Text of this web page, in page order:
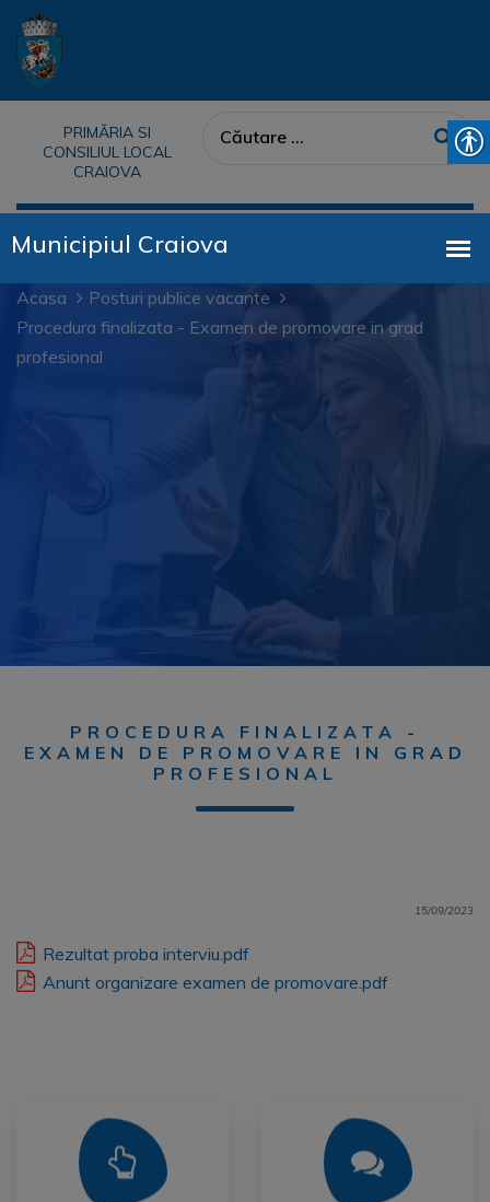
PRIMĂRIA SI
CONSILIUL LOCAL
CRAIOVA
Acasa
Posturi publice vacante
Procedura finalizata - Examen de promovare in grad
profesional
PROCEDURA FINALIZATA -
EXAMEN DE PROMOVARE IN GRAD
PROFESIONAL
15/09/2023
Rezultat proba interviu.pdf
Anunt organizare examen de promovare.pdf
Mai Mult Mai Mult